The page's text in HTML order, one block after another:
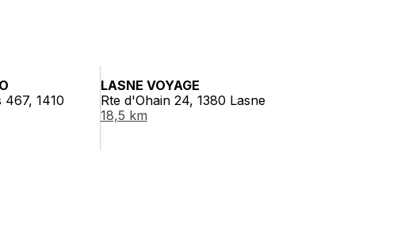
467, 1410
LASNE VOYAGE
Rte d'Ohain 24, 1380 Lasne
18,5 km